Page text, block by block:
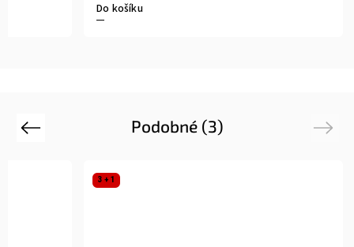
Do košíku
Podobné (3)
Previous
3 + 1
Next